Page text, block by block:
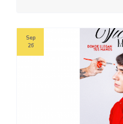
Sep
26